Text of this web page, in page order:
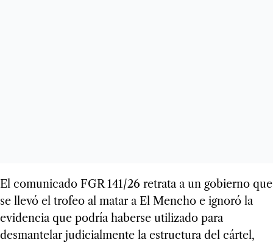
El comunicado FGR 141/26 retrata a un gobierno que
se llevó el trofeo al matar a El Mencho e ignoró la
evidencia que podría haberse utilizado para
desmantelar judicialmente la estructura del cártel,